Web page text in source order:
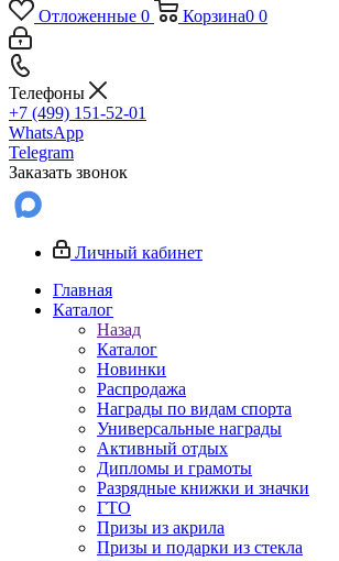
Отложенные 0 Корзина0 0
Телефоны
+7 (499) 151-52-01
WhatsApp
Telegram
Заказать звонок
Личный кабинет
Главная
Каталог
Назад
Каталог
Новинки
Распродажа
Награды по видам спорта
Универсальные награды
Активный отдых
Дипломы и грамоты
Разрядные книжки и значки
ГТО
Призы из акрила
Призы и подарки из стекла